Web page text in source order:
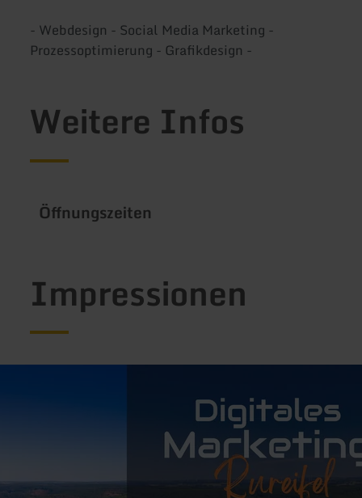
- Webdesign - Social Media Marketing -
Prozessoptimierung - Grafikdesign -
Weitere Infos
Öffnungszeiten
Impressionen